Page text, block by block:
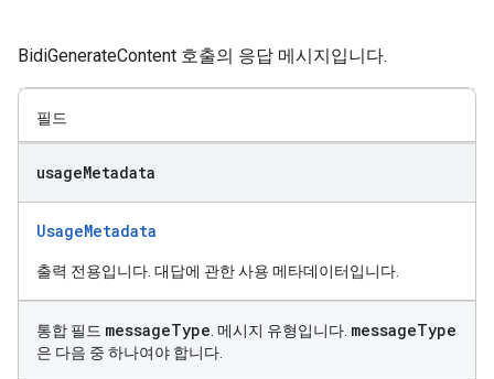
BidiGenerateContent 호출의 응답 메시지입니다.
필드
usageMetadata
UsageMetadata
출력 전용입니다. 대답에 관한 사용 메타데이터입니다.
통합 필드 messageType . 메시지 유형입니다. messageType
은 다음 중 하나여야 합니다.